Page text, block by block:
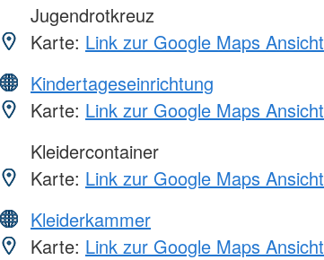
Jugendrotkreuz
Karte: Link zur Google Maps Ansicht
Kindertageseinrichtung
Karte: Link zur Google Maps Ansicht
Kleidercontainer
Karte: Link zur Google Maps Ansicht
Kleiderkammer
Karte: Link zur Google Maps Ansicht